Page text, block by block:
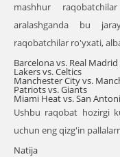
mashhur
aralashganda bu
raqobatchilar ro'yxati,
Barcelona vs. Real Madrid
Lakers vs. Celtics
Manchester City vs.
Patriots vs. Giants
Miami Heat vs. San
Ushbu raqobat hozirgi
uchun eng qizg'in
Natija